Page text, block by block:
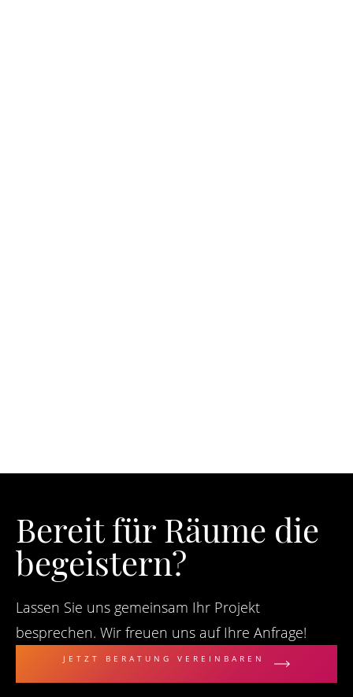
Bereit für Räume die
begeistern?
Lassen Sie uns gemeinsam Ihr Projekt
besprechen. Wir freuen uns auf Ihre Anfrage!
JETZT BERATUNG VEREINBAREN